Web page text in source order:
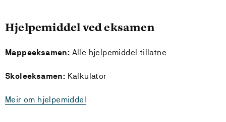
Hjelpemiddel ved eksamen
Mappeeksamen: Alle hjelpemiddel tillatne
Skoleeksamen: Kalkulator
Meir om hjelpemiddel